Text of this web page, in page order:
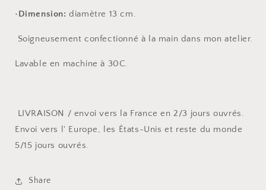
•Dimension: diamètre 13 cm.
Soigneusement confectionné à la main dans mon atelier.
Lavable en machine à 30C.
LIVRAISON / envoi vers la France en 2/3 jours ouvrés.
Envoi vers l' Europe, les États-Unis et reste du monde
5/15 jours ouvrés.
Share